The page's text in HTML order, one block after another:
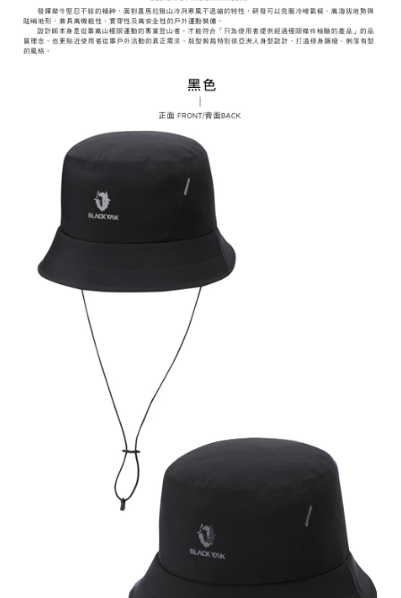
３．未成年的使用者請事先徵得法定代理人或監護人之同意方可使用
「AFTEE先享後付」，若未經同意申辦者引起之損失，本公司不負相關責
任。
４．使用「AFTEE先享後付」時，將依據個別帳號之用戶狀況，依本公司即
５．嚴禁一人註冊多個帳號或使用他人資訊註冊。若發現惡意使用之情形，
恩沛科技股份有限公司將有權停止該用戶之使用額度並採取法律行動。
宅配
每筆NT$70，滿NT$799(含以上)免運費